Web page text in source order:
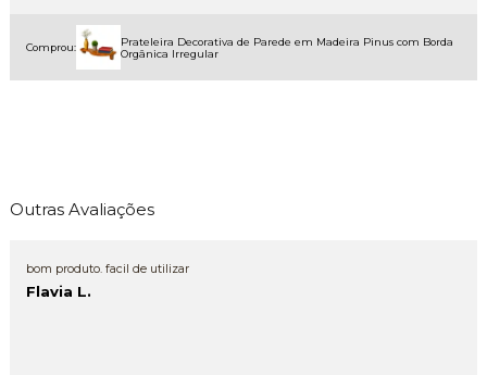
Comprou:
Prateleira Decorativa de Parede em Madeira Pinus com Borda
Orgânica Irregular
Outras Avaliações
bom produto. facil de utilizar
Flavia L.